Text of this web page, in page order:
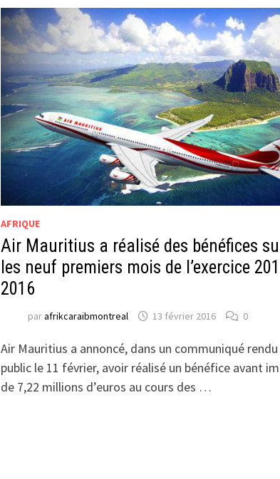
AFRIQUE
Air Mauritius a réalisé des bénéfices
les neuf premiers mois de l’exercice
2016
parafrikcaraibmontreal 13 février 2016 0
Air Mauritius a annoncé, dans un communiqué rendu
public le 11 février, avoir réalisé un bénéfice avant
de 7,22 millions d’euros au cours des …